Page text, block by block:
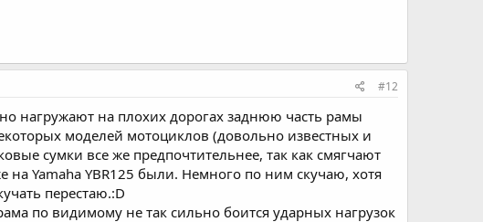
#12
нагружают на плохих дорогах заднюю часть рамы
моделей мотоциклов (довольно известных и
сумки все же предпочтительнее, так как смягчают
Yamaha YBR125 были. Немного по ним скучаю, хотя
перестаю.:D
по видимому не так сильно боится ударных нагрузок